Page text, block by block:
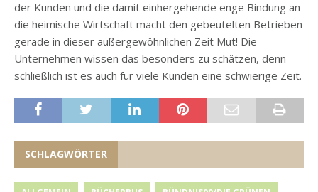
der Kunden und die damit einhergehende enge Bindung an
die heimische Wirtschaft macht den gebeutelten Betrieben
gerade in dieser außergewöhnlichen Zeit Mut! Die
Unternehmen wissen das besonders zu schätzen, denn
schließlich ist es auch für viele Kunden eine schwierige Zeit.
SCHLAGWÖRTER